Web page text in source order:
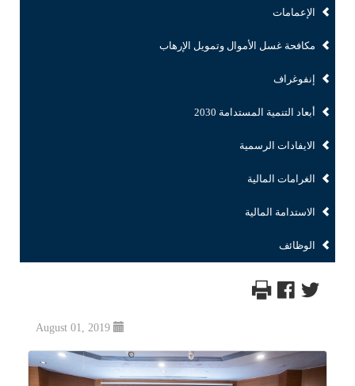
الإعمامات
مكافحة غسل الأموال وتمويل الإرهاب
إنفوغراف
أبعاد التنمية المستدامة 2030
الايفادات الرسمية
الغرامات المالية
الاستدامة المالية
الوظائف